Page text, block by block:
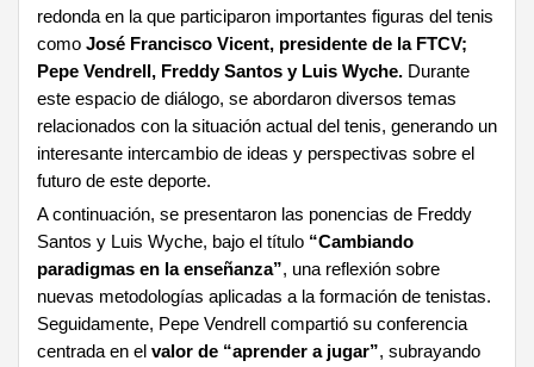
redonda en la que participaron importantes figuras del tenis
como José Francisco Vicent, presidente de la FTCV;
Pepe Vendrell, Freddy Santos y Luis Wyche. Durante
este espacio de diálogo, se abordaron diversos temas
relacionados con la situación actual del tenis, generando un
interesante intercambio de ideas y perspectivas sobre el
futuro de este deporte.
A continuación, se presentaron las ponencias de Freddy
Santos y Luis Wyche, bajo el título “Cambiando
paradigmas en la enseñanza”, una reflexión sobre
nuevas metodologías aplicadas a la formación de tenistas.
Seguidamente, Pepe Vendrell compartió su conferencia
centrada en el valor de “aprender a jugar”, subrayando